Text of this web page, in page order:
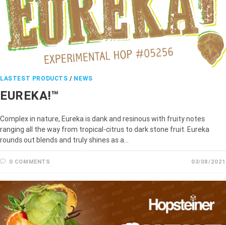
LASTEST PRODUCTS / NEWS
EUREKA!™
Complex in nature, Eureka is dank and resinous with fruity notes
ranging all the way from tropical-citrus to dark stone fruit. Eureka
rounds out blends and truly shines as a…
0 COMMENTS 03/08/2021